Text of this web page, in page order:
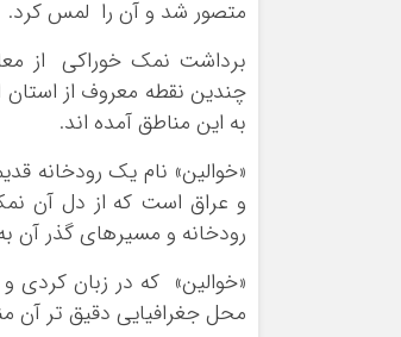
متصور شد و آن را لمس کرد.
برداشت نمک خوراکی از
چندین نقطه معروف از
به این مناطق آمده اند.
«خوالین» نام یک رودخانه
و عراق است که از دل آن
رودخانه و مسیرهای گذر
«خوالین» که در زبان کردی
محل جغرافیایی دقیق تر آن